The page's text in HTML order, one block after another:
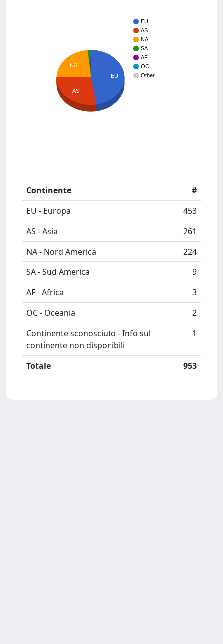
EU
AS
NA
SA
AF
OC
Other
EU
NA
AS
Continente
#
EU - Europa
453
AS - Asia
261
NA - Nord America
224
SA - Sud America
9
AF - Africa
3
OC - Oceania
2
Continente sconosciuto - Info sul
continente non disponibili
1
Totale 953